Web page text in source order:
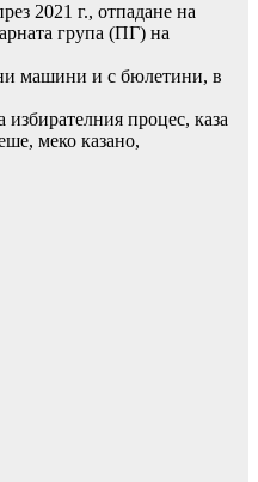
2021 г., отпадане на
група (ПГ) на
машини и с бюлетини, в
процес, каза
меко казано,